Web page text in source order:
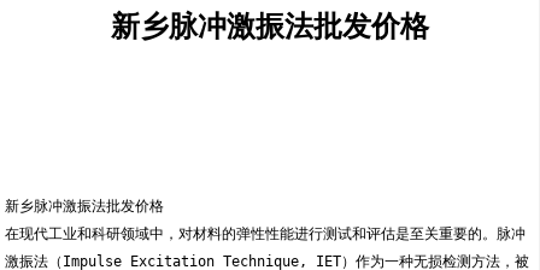
新乡脉冲激振法批发价格
新乡脉冲激振法批发价格
在现代工业和科研领域中，对材料的弹性性能进行测试和评估是至关重要的。脉冲
激振法（Impulse Excitation Technique, IET）作为一种无损检测方法，被